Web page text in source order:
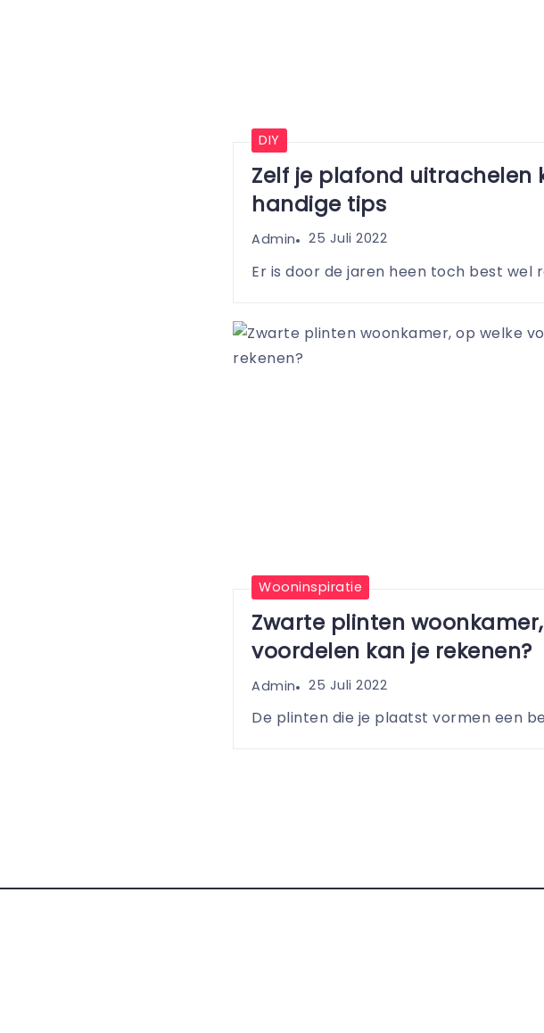
DIY
Zelf je plafond uitrachelen
handige tips
Admin 25 Juli 2022
Er is door de jaren heen toch best wel
Wooninspiratie
Zwarte plinten
voordelen kan je rekenen?
Admin 25 Juli 2022
De plinten die je plaatst vormen een